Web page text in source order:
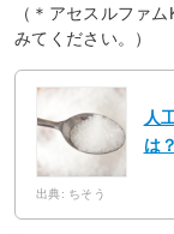
（＊アセスルファ
みてください。）
人
は
出典: ちそう